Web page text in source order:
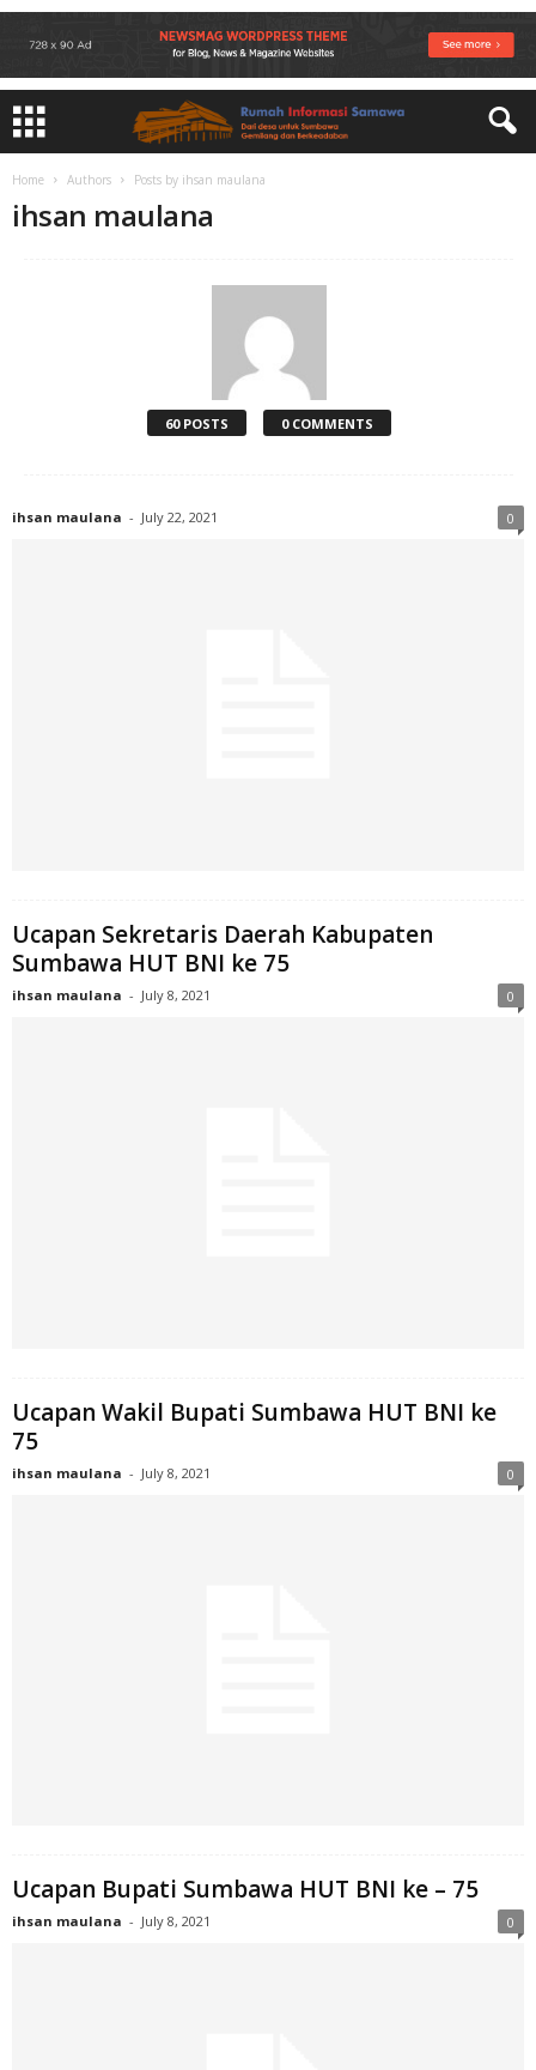
Home Authors Posts by ihsan maulana
ihsan maulana
60 POSTS 0 COMMENTS
ihsan maulana - July 22, 2021 0
Ucapan Sekretaris Daerah Kabupaten
Sumbawa HUT BNI ke 75
ihsan maulana - July 8, 2021 0
Ucapan Wakil Bupati Sumbawa HUT BNI ke
75
ihsan maulana - July 8, 2021 0
Ucapan Bupati Sumbawa HUT BNI ke – 75
ihsan maulana - July 8, 2021 0